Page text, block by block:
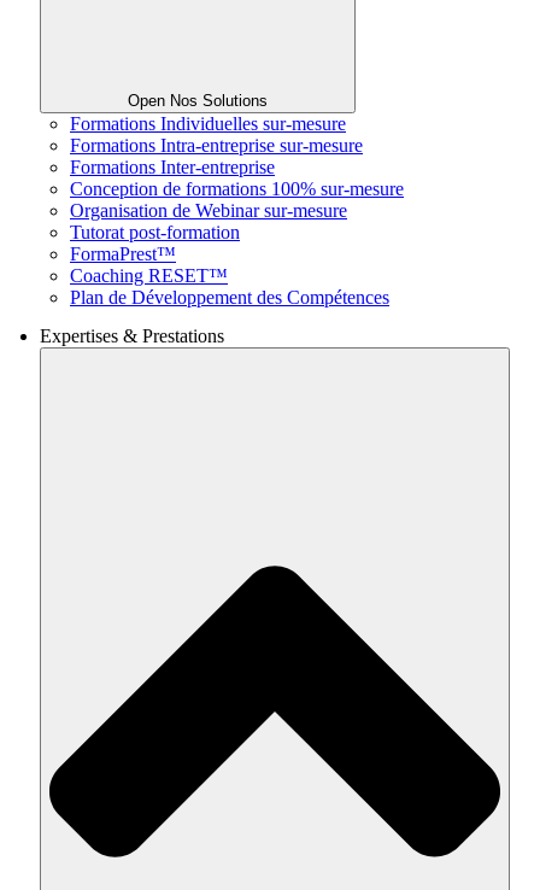
Open Nos Solutions
Formations Individuelles sur-mesure
Formations Intra-entreprise sur-mesure
Formations Inter-entreprise
Conception de formations 100% sur-mesure
Organisation de Webinar sur-mesure
Tutorat post-formation
FormaPrest™
Coaching RESET™
Plan de Développement des Compétences
Expertises & Prestations